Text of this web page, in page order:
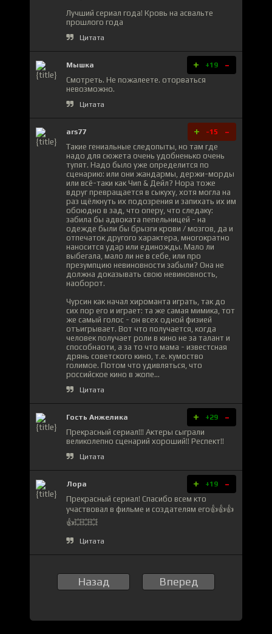
Лучший сериал года! Кровь на асвальте
прошлого года
Цитата
Мышка + +19 -
Смотреть. Не пожалеете. оторваться
невозможно.
Цитата
ars77 + -15 -
Такие гениальные следопыты, но там где
надо для сюжета очень удобненько очень
тупят. Надо было уже определится по
сценарию: или они жандармы, держи-морды
или всё-таки как Чип & Дейл? Нора тоже
вдруг превращается в сыкуху, хотя могла на
раз щёлкнуть их подозрения и запихать их им
обоюдно в зад, что оперу, что следаку:
забила бы адвоката пепельницей - на
одежде были бы брызги крови / мозгов, да и
отпечаток другого характера, многократно
наносится удар или единожды. Мало ли
выбегала, мало ли не в себе, или про
презумпцию невиновности забыли? Она не
должна доказывать свою невиновность,
наоборот.
Чурсин как начал хироманта играть, так до
сих пор его и играет: та же самая мимика, тот
же самый голос - он всех одной физией
отъигрывает. Вот что получaется, когда
человек получает роли в кино не за талант и
способнаоти, а за то что мама - известсная
дрянь советского кино, т.е. кумоство
голимое. Потом что удивляться, что
российское кино в жопе...
Цитата
Гость Анжелика + +29 -
Прекрасный сериал!!! Актеры сыграли
великолепно сценарий хороший!! Респект!!
Цитата
Лора + +19 -
Прекрасный сериал! Спасибо всем кто
участвовал в фильме и создателям его👍👍👍
👍💥💥💥
Цитата
Назад Вперед